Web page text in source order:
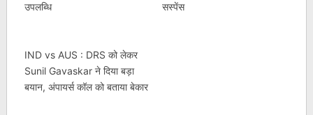
उपलब्धि
सस्पेंस
IND vs AUS : DRS को लेकर
Sunil Gavaskar ने दिया बड़ा
बयान, अंपायर्स कॉल को बताया बेकार